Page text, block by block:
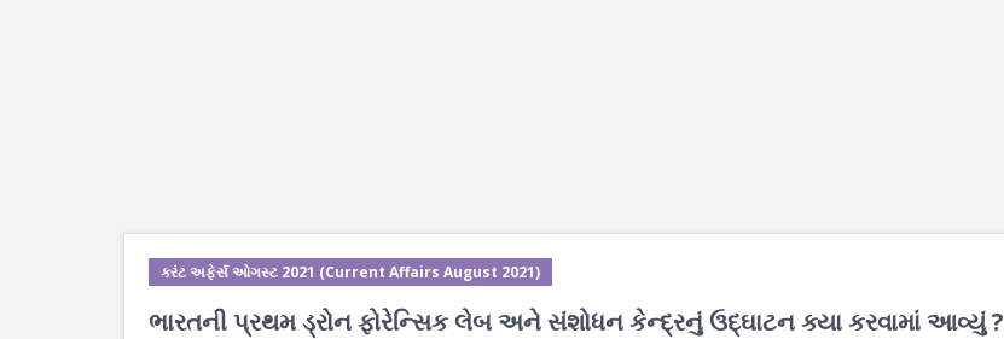
કરંટ અફેર્સ ઓગસ્ટ 2021 (Current Affairs August 2021)
ભારતની પ્રથમ ડ્રોન ફોરેન્સિક લેબ અને સંશોધન કેન્દ્રનું ઉદ્ઘાટન ક્યા કરવામાં આવ્યું ?